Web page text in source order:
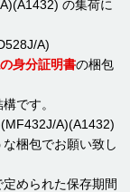
の集荷に
A)
身分証明書の梱包
です。
A)(A1432)
梱包でお願い致し
められた保存期間